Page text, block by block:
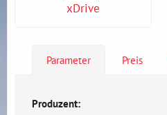
xDrive
Parameter Preis
Produzent: